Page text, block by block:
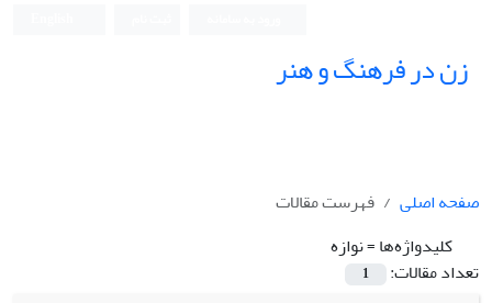
زن در فرهنگ و هنر
صفحه اصلی
فهرست مقالات
کلیدواژه‌ها =نوازه
تعداد مقالات:
1